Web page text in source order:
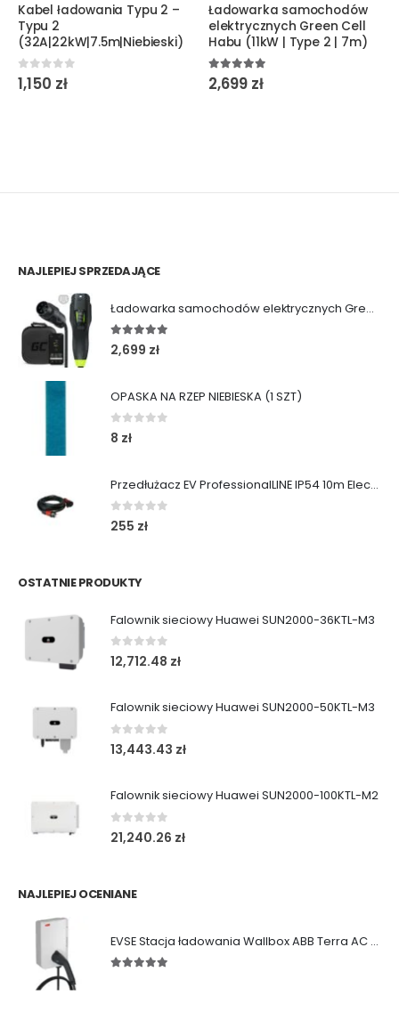
Kabel ładowania Typu 2 –
Typu 2
(32A|22kW|7.5m|Niebieski)
0 out of 5
1,150 zł
Ładowarka samochodów
elektrycznych Green Cell
Habu (11kW | Type 2 | 7m)
5.00out of 5
2,699 zł
NAJLEPIEJ SPRZEDAJĄCE
Ładowarka samochodów elektrycznych Green Cell Habu (11kW | Type 2 | 7m)
5.00out of 5
2,699 zł
OPASKA NA RZEP NIEBIESKA (1 SZT)
0 out of 5
8 zł
Przedłużacz EV ProfessionalLINE IP54 10m ElectricMobility
0out of 5
255 zł
OSTATNIE PRODUKTY
Falownik sieciowy Huawei SUN2000-36KTL-M3
0out of 5
12,712.48 zł
Falownik sieciowy Huawei SUN2000-50KTL-M3
0out of 5
13,443.43 zł
Falownik sieciowy Huawei SUN2000-100KTL-M2
0out of 5
21,240.26 zł
NAJLEPIEJ OCENIANE
EVSE Stacja ładowania Wallbox ABB Terra AC (11/22 kW|Gniazdo|Kabel)